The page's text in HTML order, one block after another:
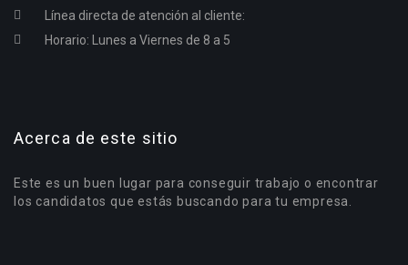
Línea directa de atención al cliente:
Horario: Lunes a Viernes de 8 a 5
Acerca de este sitio
Este es un buen lugar para conseguir trabajo o encontrar
los candidatos que estás buscando para tu empresa.